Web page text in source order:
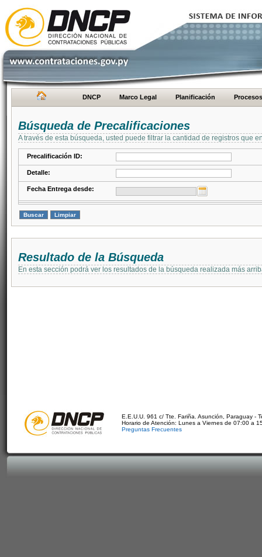
DNCP Marco Legal Planificación Procesos
Búsqueda de Precalificaciones
A través de esta búsqueda, usted puede filtrar la cantidad de registros que
Precalificación ID:
Detalle:
Fecha Entrega desde:
Resultado de la Búsqueda
En esta sección podrá ver los resultados de la búsqueda realizada más
E.E.U.U. 961 c/ Tte. Fariña. Asunción, Paraguay -
Horario de Atención: Lunes a Viernes de 07:00 a
Preguntas Frecuentes